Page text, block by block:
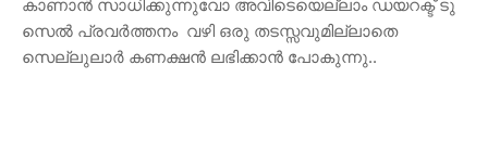
കാണാൻ സാധിക്കുന്നുവോ അവിടെയെല്ലാം ഡയറക്ട് ടു
സെൽ പ്രവർത്തനം വഴി ഒരു തടസ്സവുമില്ലാതെ
സെല്ലുലാർ കണക്ഷൻ ലഭിക്കാൻ പോകുന്നു..